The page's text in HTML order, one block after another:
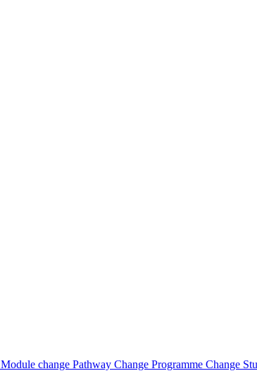
Module change Pathway Change Programme Change